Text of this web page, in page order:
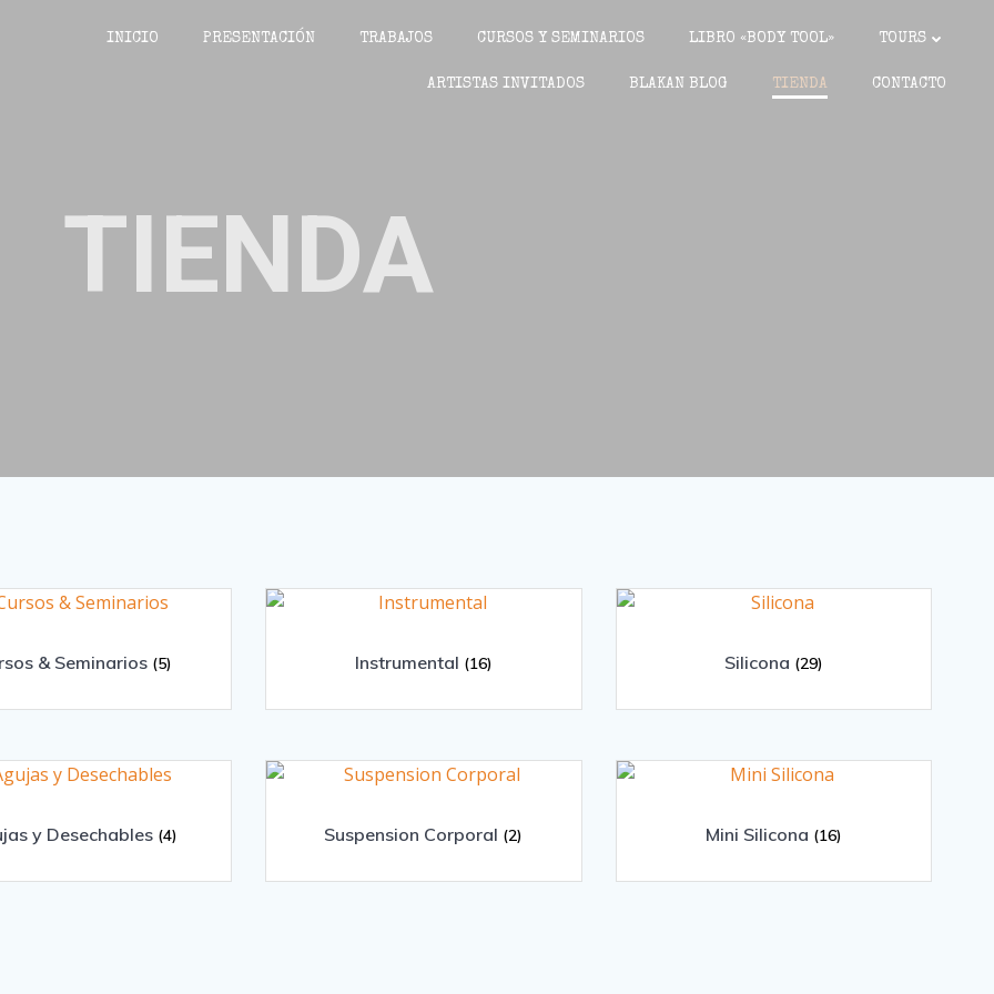
INICIO PRESENTACIÓN TRABAJOS CURSOS Y SEMINARIOS LIBRO «BODY TOOL» TOURS
ARTISTAS INVITADOS BLAKAN BLOG TIENDA CONTACTO
TIENDA
& Seminarios (5) Instrumental (16) Silicona (29)
y Desechables (4) Suspension Corporal (2) Mini Silicona (16)